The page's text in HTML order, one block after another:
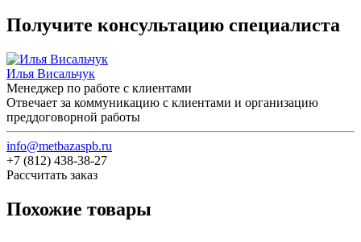
Получите консультацию специалиста
Илья Висальчук
Менеджер по работе с клиентами
Отвечает за коммуникацию с клиентами и организацию
преддоговорной работы
info@metbazaspb.ru
+7 (812) 438-38-27
Рассчитать заказ
Похожие товары